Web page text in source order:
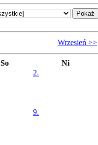
Wrzesień >>
So
Ni
2.
9.